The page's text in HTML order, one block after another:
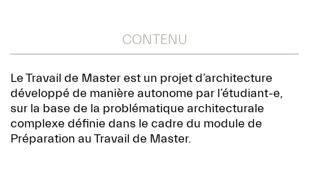
CONTENU
Le Travail de Master est un projet d’architecture
développé de manière autonome par l’étudiant-e,
sur la base de la problématique architecturale
complexe définie dans le cadre du module de
Préparation au Travail de Master.